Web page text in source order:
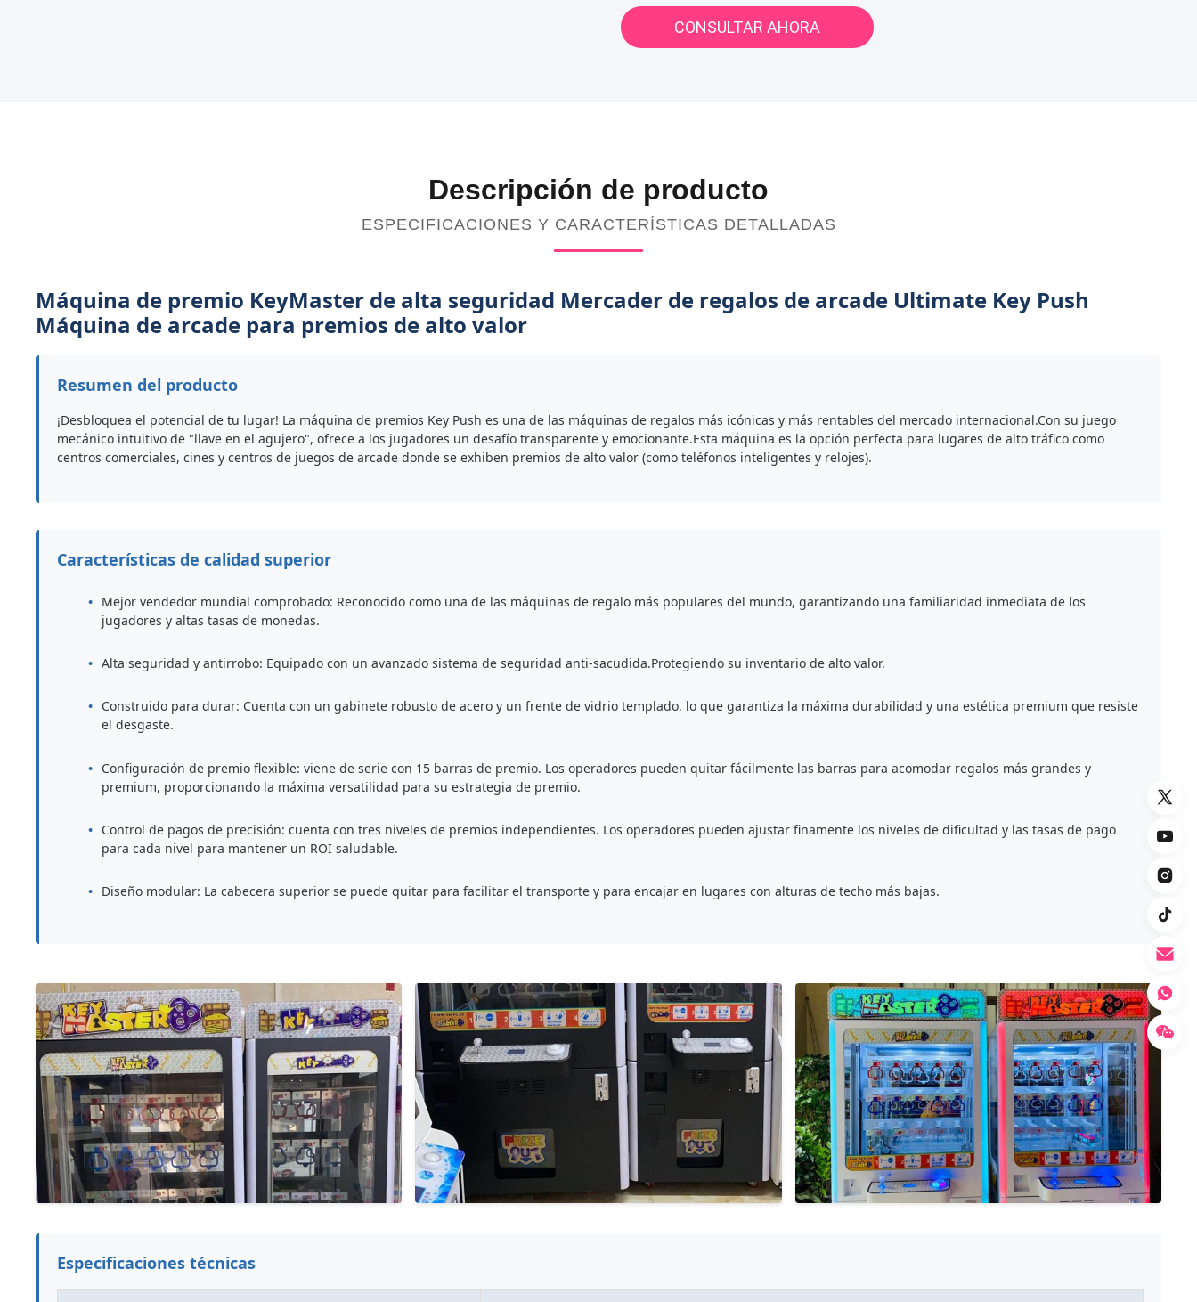
CONSULTAR AHORA
Descripción de producto
ESPECIFICACIONES Y CARACTERÍSTICAS DETALLADAS
Máquina de premio KeyMaster de alta seguridad Mercader de regalos de arcade Ultimate Key Push
Máquina de arcade para premios de alto valor
Resumen del producto
¡Desbloquea el potencial de tu lugar! La máquina de premios Key Push es una de las máquinas de regalos más icónicas y más rentables del mercado internacional.Con su juego
mecánico intuitivo de "llave en el agujero", ofrece a los jugadores un desafío transparente y emocionante.Esta máquina es la opción perfecta para lugares de alto tráfico como
centros comerciales, cines y centros de juegos de arcade donde se exhiben premios de alto valor (como teléfonos inteligentes y relojes).
Características de calidad superior
Mejor vendedor mundial comprobado: Reconocido como una de las máquinas de regalo más populares del mundo, garantizando una familiaridad inmediata de los
jugadores y altas tasas de monedas.
Alta seguridad y antirrobo: Equipado con un avanzado sistema de seguridad anti-sacudida.Protegiendo su inventario de alto valor.
Construido para durar: Cuenta con un gabinete robusto de acero y un frente de vidrio templado, lo que garantiza la máxima durabilidad y una estética premium que resiste
el desgaste.
Configuración de premio flexible: viene de serie con 15 barras de premio. Los operadores pueden quitar fácilmente las barras para acomodar regalos más grandes y
premium, proporcionando la máxima versatilidad para su estrategia de premio.
Control de pagos de precisión: cuenta con tres niveles de premios independientes. Los operadores pueden ajustar finamente los niveles de dificultad y las tasas de pago
para cada nivel para mantener un ROI saludable.
Diseño modular: La cabecera superior se puede quitar para facilitar el transporte y para encajar en lugares con alturas de techo más bajas.
Especificaciones técnicas